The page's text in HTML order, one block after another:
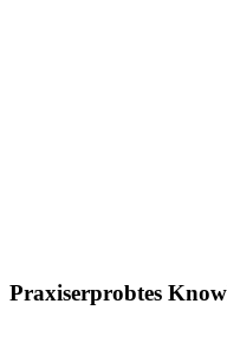
Praxiserprobtes